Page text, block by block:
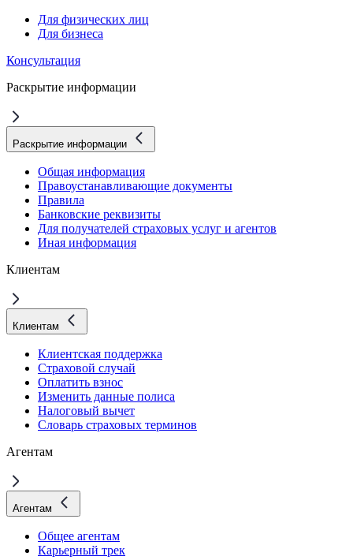
Для физических лиц
Для бизнеса
Консультация
Раскрытие информации
Раскрытие информации
Общая информация
Правоустанавливающие документы
Правила
Банковские реквизиты
Для получателей страховых услуг и агентов
Иная информация
Клиентам
Клиентам
Клиентская поддержка
Страховой случай
Оплатить взнос
Изменить данные полиса
Налоговый вычет
Словарь страховых терминов
Агентам
Агентам
Общее агентам
Карьерный трек